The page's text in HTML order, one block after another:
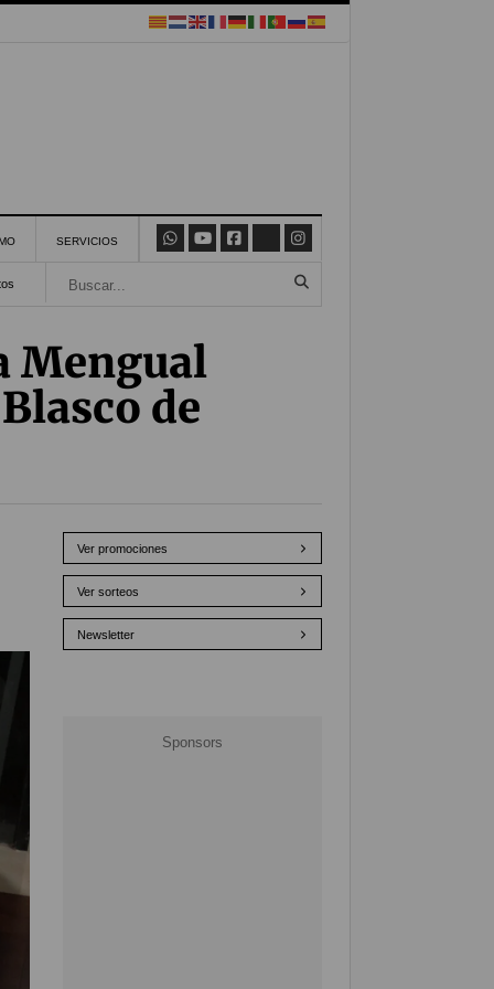
SERVICIOS
Mengual
de
Ver promociones
Ver sorteos
Newsletter